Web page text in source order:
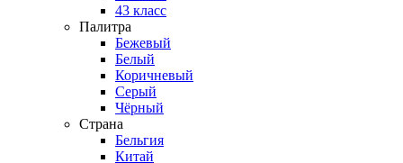
43 класс
Палитра
Бежевый
Белый
Коричневый
Серый
Чёрный
Страна
Бельгия
Китай